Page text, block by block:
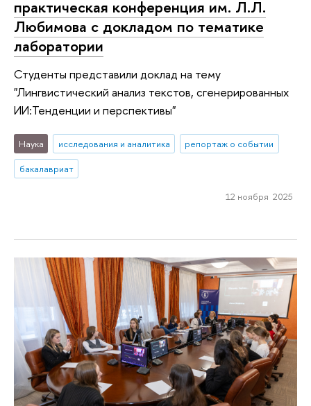
практическая конференция им. Л.Л.
Любимова с докладом по тематике
лаборатории
Студенты представили доклад на тему
"Лингвистический анализ текстов, сгенерированных
ИИ:Тенденции и перспективы"
Наука исследования и аналитика
репортаж о событии
бакалавриат
12 ноября 2025